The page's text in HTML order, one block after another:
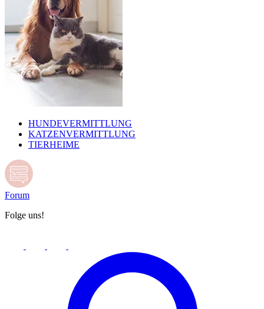
HUNDEVERMITTLUNG
KATZENVERMITTLUNG
TIERHEIME
Forum
Folge uns!